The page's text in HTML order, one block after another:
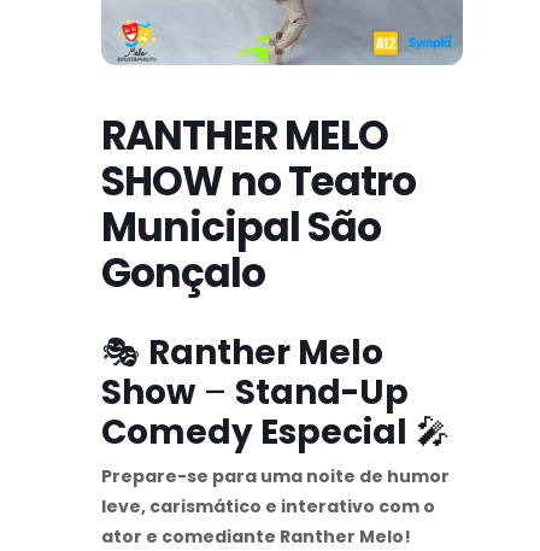
RANTHER MELO
SHOW no Teatro
Municipal São
Gonçalo
🎭 Ranther Melo
Show – Stand-Up
Comedy Especial 🎤
Prepare-se para uma noite de humor
leve, carismático e interativo com o
ator e comediante Ranther Melo!